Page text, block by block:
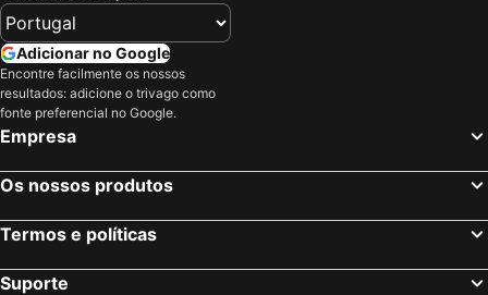
Adicionar no Google
Encontre facilmente os nossos
resultados: adicione o trivago como
fonte preferencial no Google.
Empresa
Os nossos produtos
Termos e políticas
Suporte